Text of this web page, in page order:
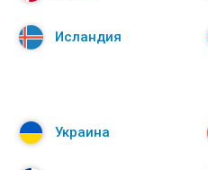
Исландия
Украина